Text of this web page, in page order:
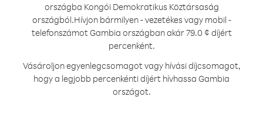
országba Kongói Demokratikus Köztársaság
országból.Hívjon bármilyen - vezetékes vagy mobil -
telefonszámot Gambia országban akár 79.0 ¢ díjért
percenként.
Vásároljon egyenlegcsomagot vagy hívási díjcsomagot,
hogy a legjobb percenkénti díjért hívhassa Gambia
országot.